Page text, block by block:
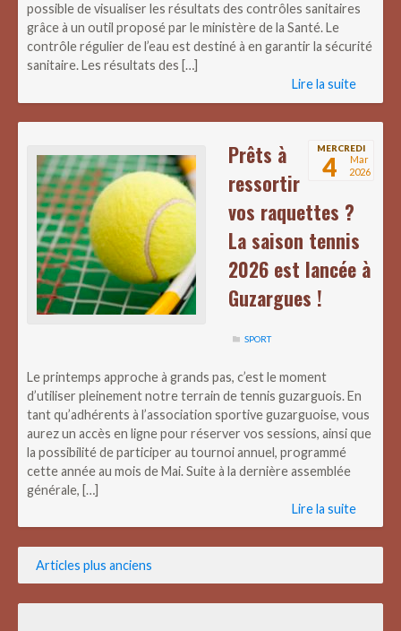
possible de visualiser les résultats des contrôles sanitaires
grâce à un outil proposé par le ministère de la Santé. Le
contrôle régulier de l’eau est destiné à en garantir la sécurité
sanitaire. Les résultats des […]
Lire la suite
MERCREDI
4
Mar
2026
Prêts à
ressortir
vos raquettes ?
La saison tennis
2026 est lancée à
Guzargues !
SPORT
Le printemps approche à grands pas, c’est le moment
d’utiliser pleinement notre terrain de tennis guzarguois. En
tant qu’adhérents à l’association sportive guzarguoise, vous
aurez un accès en ligne pour réserver vos sessions, ainsi que
la possibilité de participer au tournoi annuel, programmé
cette année au mois de Mai. Suite à la dernière assemblée
générale, […]
Lire la suite
Navigation
des
Articles plus anciens